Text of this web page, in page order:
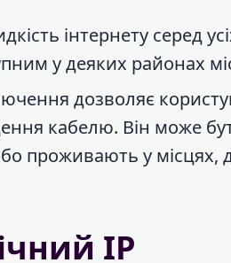
інтернету серед
у деяких районах
дозволяє
кабелю. Він може
проживають у місцях,
IP